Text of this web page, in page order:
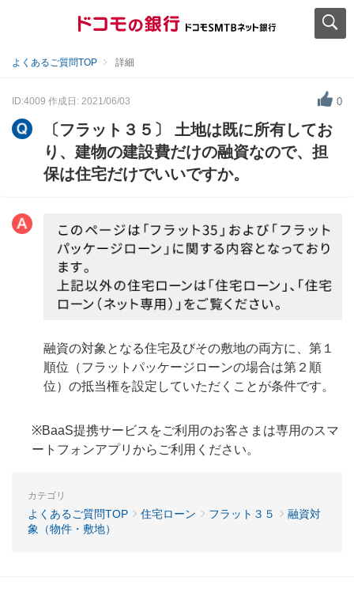
よくあるご質問TOP 詳細
ID:4009 作成日: 2021/06/03 0
〔フラット３５〕 土地は既に所有してお
り、建物の建設費だけの融資なので、担
保は住宅だけでいいですか。
融資の対象となる住宅及びその敷地の両方に、第１
順位（フラットパッケージローンの場合は第２順
位）の抵当権を設定していただくことが条件です。
※BaaS提携サービスをご利用のお客さまは専用のスマ
ートフォンアプリからご利用ください。
カテゴリ
よくあるご質問TOP 住宅ローン フラット３５
融資対
象（物件・敷地）